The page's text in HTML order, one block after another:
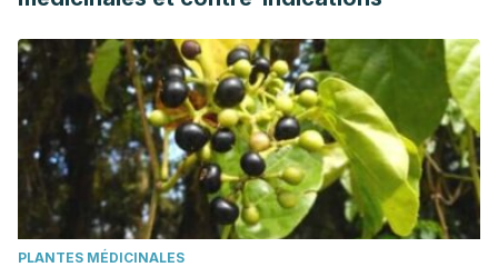
PLANTES MÉDICINALES